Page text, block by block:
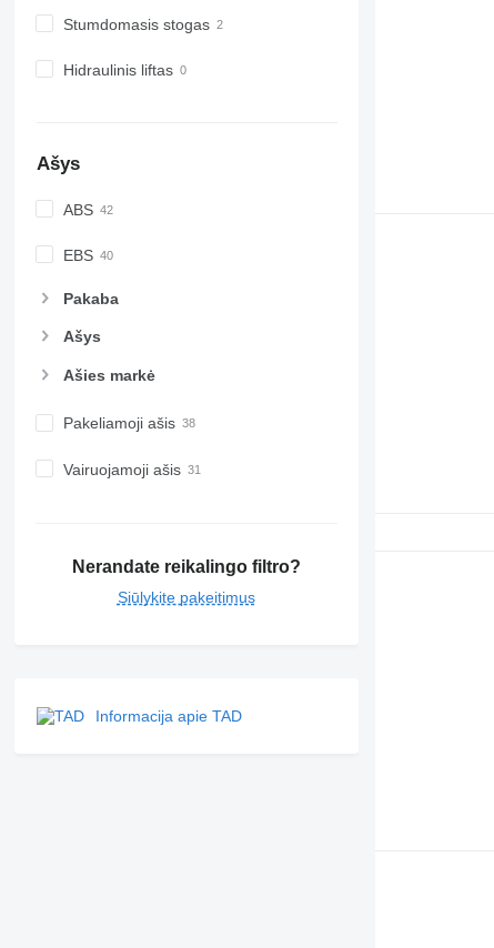
Stumdomasis stogas
Hidraulinis liftas
Ašys
ABS
EBS
Pakaba
Ašys
Ašies markė
Pakeliamoji ašis
Vairuojamoji ašis
Nerandate reikalingo filtro?
Siūlykite pakeitimus
Informacija apie TAD